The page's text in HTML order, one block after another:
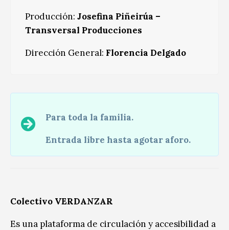
Producción: Josefina Piñeirúa –
Transversal Producciones
Dirección General: Florencia Delgado
Para toda la familia.
Entrada libre hasta agotar aforo.
Colectivo VERDANZAR
Es una plataforma de circulación y accesibilidad a